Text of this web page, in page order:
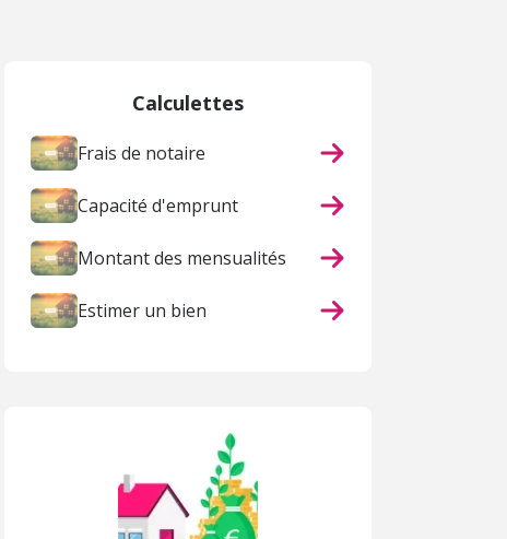
Calculettes
Frais de notaire
Capacité d'emprunt
Montant des mensualités
Estimer un bien